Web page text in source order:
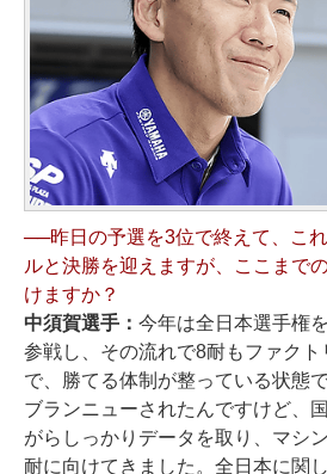
──昨日の予選を3位で終えて、こ
ルと決勝を迎えますが、ここまで
けますか？
中須賀選手： 今年は全日本選手権
参戦し、その流れで8耐もファクト
で、勝てる体制が整っている状態
ブランニューされたんですけど、
がらしっかりデータを取り、マシ
耐に向けてきました。全日本に関